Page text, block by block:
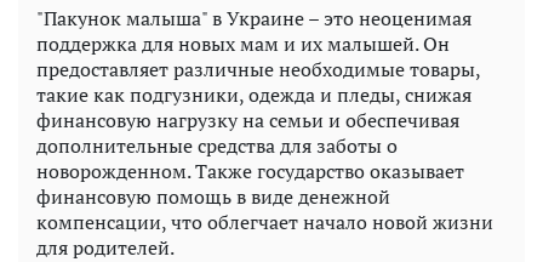
"Пакунок малыша" в Украине – это неоценимая
поддержка для новых мам и их малышей. Он
предоставляет различные необходимые товары,
такие как подгузники, одежда и пледы, снижая
финансовую нагрузку на семьи и обеспечивая
дополнительные средства для заботы о
новорожденном. Также государство оказывает
финансовую помощь в виде денежной
компенсации, что облегчает начало новой жизни
для родителей.